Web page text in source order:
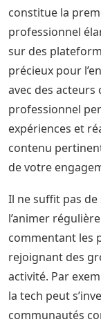
constitue la
professionnel
sur des
précieux pour
avec des acteurs
professionnel
expériences et
contenu
de votre
Il ne suffit pas
l’animer
commentant les
rejoignant des
activité. Par
la tech peut
communautés